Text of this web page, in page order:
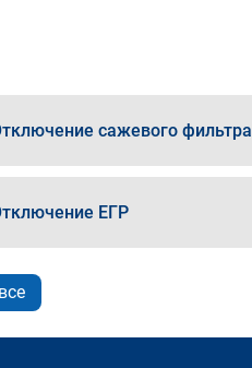
сажевого фильтра
ЕГР